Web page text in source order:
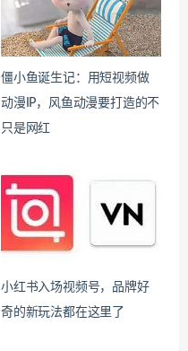
僵小鱼诞生记：用短视频做
动漫IP，风鱼动漫要打造的不
只是网红
小红书入场视频号，品牌好
奇的新玩法都在这里了